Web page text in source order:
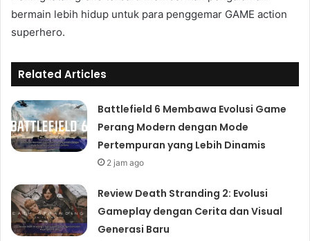
bermain lebih hidup untuk para penggemar GAME action
superhero.
Related Articles
Battlefield 6 Membawa Evolusi Game
Perang Modern dengan Mode
Pertempuran yang Lebih Dinamis
2 jam ago
Review Death Stranding 2: Evolusi
Gameplay dengan Cerita dan Visual
Generasi Baru